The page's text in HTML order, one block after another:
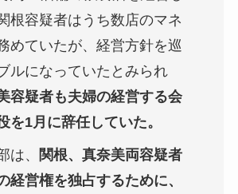
根容疑者はうち数店のマネ
めていたが、経営方針を巡
ルになっていたとみられ
容疑者も夫婦の経営する会
を1月に辞任していた。
、
関根、真奈美両容疑者
経営権を独占するために、